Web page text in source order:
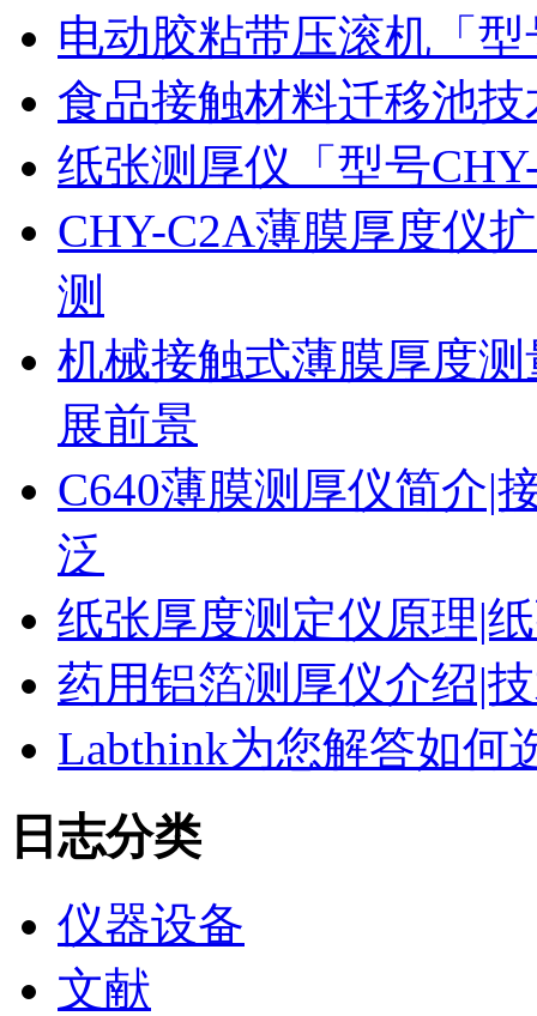
电动胶粘带压滚机「
食品接触材料迁移池
纸张测厚仪「型号
CHY-C2A薄膜厚度仪
测
机械接触式薄膜厚度
展前景
C640薄膜测厚仪简介|
泛
纸张厚度测定仪原理|
药用铝箔测厚仪介绍|
Labthink为您解答如何
日志分类
仪器设备
文献